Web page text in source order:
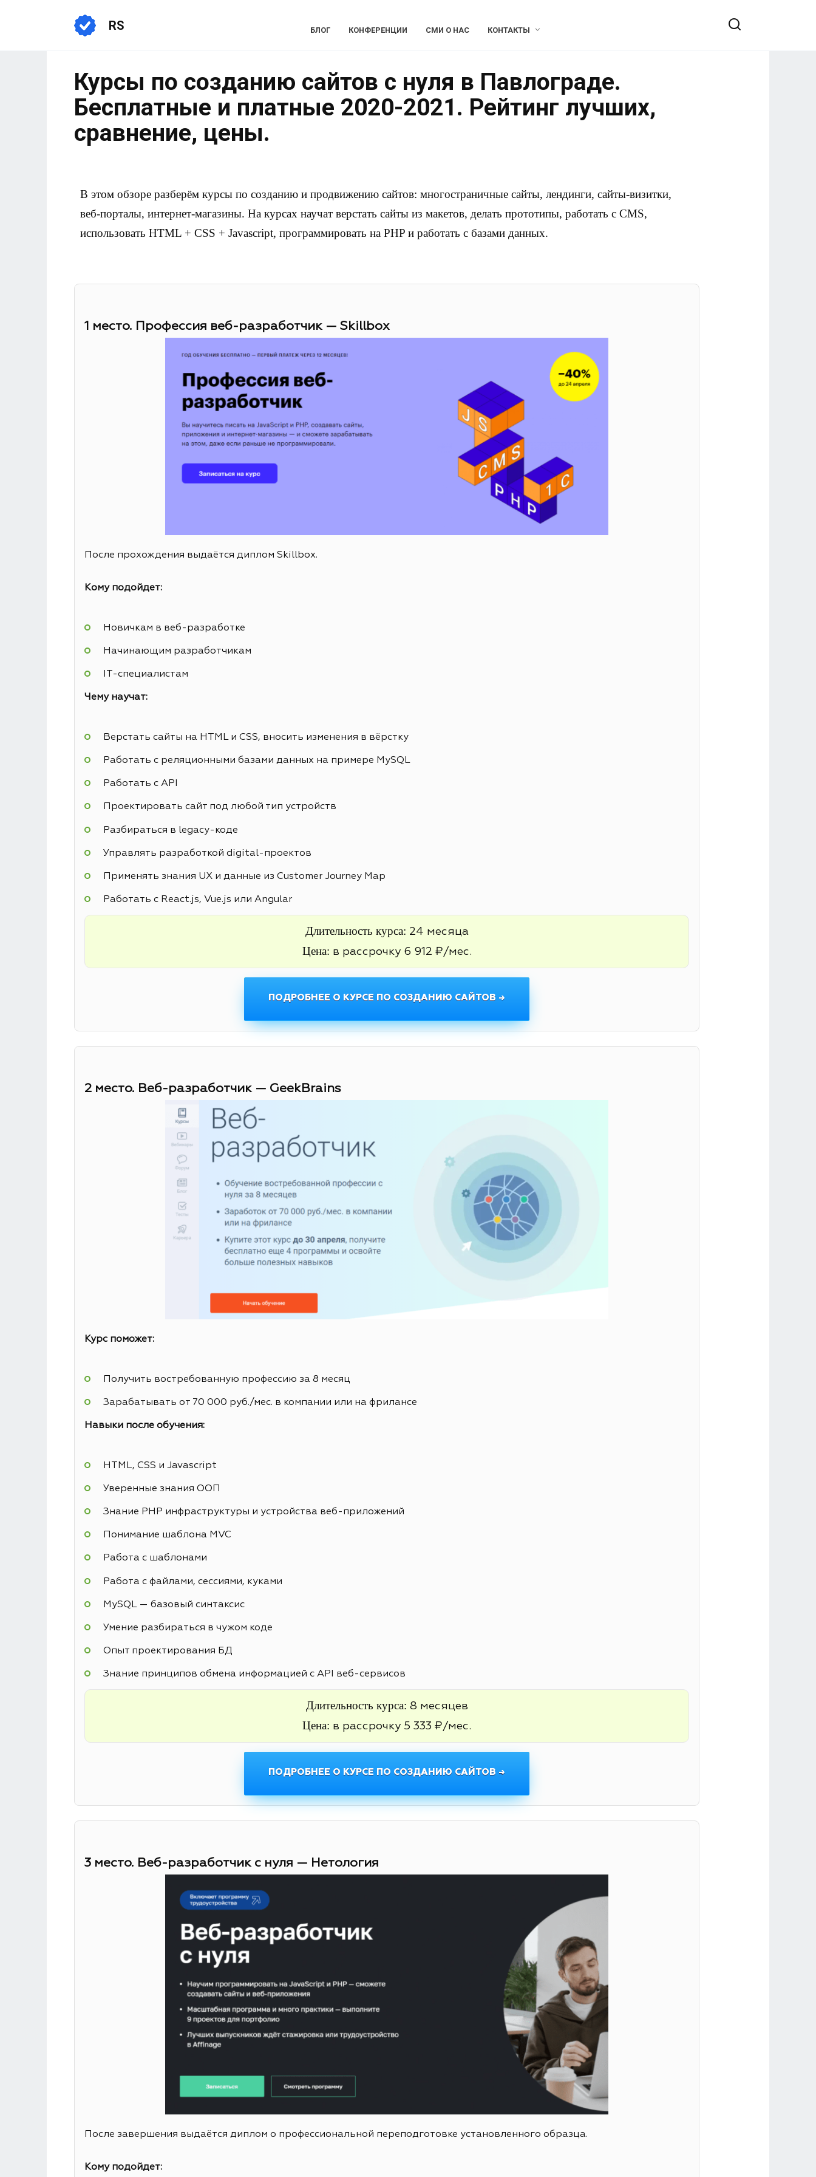
RS БЛОГ КОНФЕРЕНЦИИ СМИ О НАС КОНТАКТЫ
Курсы по созданию сайтов с нуля в Павлограде.
Бесплатные и платные 2020-2021. Рейтинг лучших,
сравнение, цены.
В этом обзоре разберём курсы по созданию и продвижению сайтов: многостраничные сайты, лендинги, сайты-визитки,
веб-порталы, интернет-магазины. На курсах научат верстать сайты из макетов, делать прототипы, работать с CMS,
использовать HTML + CSS + Javascript, программировать на PHP и работать с базами данных.
1 место. Профессия веб-разработчик — Skillbox
После прохождения выдаётся диплом Skillbox.
Кому подойдет:
Новичкам в веб-разработке
Начинающим разработчикам
IT-специалистам
Чему научат:
Верстать сайты на HTML и CSS, вносить изменения в вёрстку
Работать с реляционными базами данных на примере MySQL
Работать с API
Проектировать сайт под любой тип устройств
Разбираться в legacy-коде
Управлять разработкой digital-проектов
Применять знания UX и данные из Customer Journey Map
Работать с React.js, Vue.js или Angular
Длительность курса: 24 месяца
Цена: в рассрочку 6 912 ₽/мес.
ПОДРОБНЕЕ О КУРСЕ ПО СОЗДАНИЮ САЙТОВ →
2 место. Веб-разработчик — GeekBrains
Курс поможет:
Получить востребованную профессию за 8 месяц
Зарабатывать от 70 000 руб./мес. в компании или на фрилансе
Навыки после обучения:
HTML, CSS и Javascript
Уверенные знания ООП
Знание PHP инфраструктуры и устройства веб-приложений
Понимание шаблона MVC
Работа с шаблонами
Работа с файлами, сессиями, куками
MySQL — базовый синтаксис
Умение разбираться в чужом коде
Опыт проектирования БД
Знание принципов обмена информацией с API веб-сервисов
Длительность курса: 8 месяцев
Цена: в рассрочку 5 333 ₽/мес.
ПОДРОБНЕЕ О КУРСЕ ПО СОЗДАНИЮ САЙТОВ →
3 место. Веб-разработчик с нуля — Нетология
После завершения выдаётся диплом о профессиональной переподготовке установленного образца.
Кому подойдет: